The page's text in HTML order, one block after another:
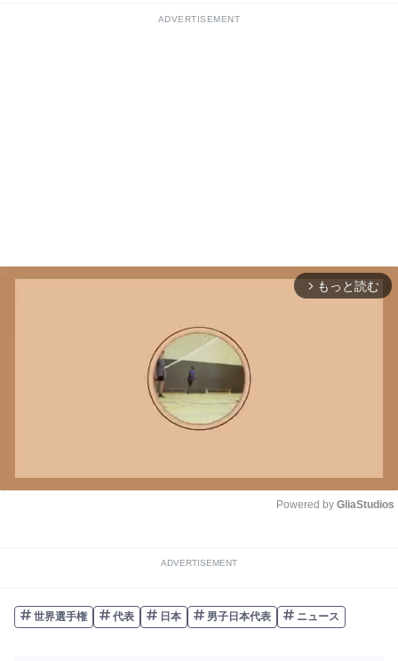
ADVERTISEMENT
arrow_forward_ios もっと読む
Powered by GliaStudios
ADVERTISEMENT
世界選手権 代表 日本 男子日本代表 ニュース